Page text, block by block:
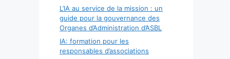
L’IA au service de la mission : un
guide pour la gouvernance des
Organes d’Administration d’ASBL
IA: formation pour les
responsables d’associations